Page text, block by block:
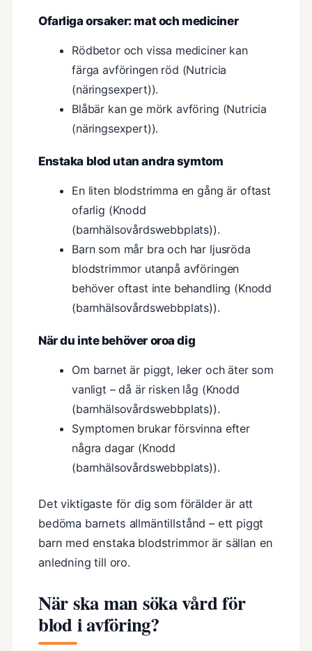
Ofarliga orsaker: mat och mediciner
Rödbetor och vissa mediciner kan
färga avföringen röd (Nutricia
(näringsexpert)).
Blåbär kan ge mörk avföring (Nutricia
(näringsexpert)).
Enstaka blod utan andra symtom
En liten blodstrimma en gång är oftast
ofarlig (Knodd
(barnhälsovårdswebbplats)).
Barn som mår bra och har ljusröda
blodstrimmor utanpå avföringen
behöver oftast inte behandling (Knodd
(barnhälsovårdswebbplats)).
När du inte behöver oroa dig
Om barnet är piggt, leker och äter som
vanligt – då är risken låg (Knodd
(barnhälsovårdswebbplats)).
Symptomen brukar försvinna efter
några dagar (Knodd
(barnhälsovårdswebbplats)).
Det viktigaste för dig som förälder är att
bedöma barnets allmäntillstånd – ett piggt
barn med enstaka blodstrimmor är sällan en
anledning till oro.
När ska man söka vård för
blod i avföring?